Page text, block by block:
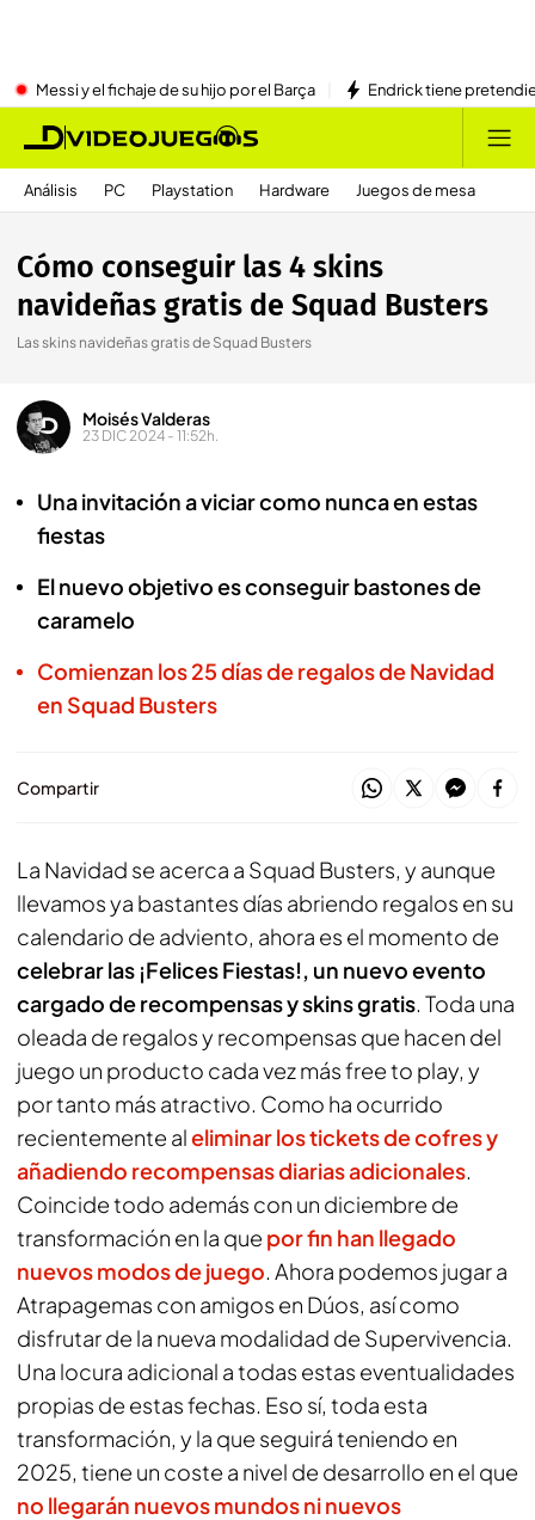
Messi y el fichaje de su hijo por el Barça Endrick tiene
Análisis PC Playstation Hardware Juegos de mesa
Cómo conseguir las 4 skins
navideñas gratis de Squad Busters
Las skins navideñas gratis de Squad Busters
Moisés Valderas
23 DIC 2024 - 11:52h.
Una invitación a viciar como nunca en estas
fiestas
El nuevo objetivo es conseguir bastones de
caramelo
Comienzan los 25 días de regalos de Navidad
en Squad Busters
Compartir
La Navidad se acerca a Squad Busters, y aunque
llevamos ya bastantes días abriendo regalos en su
calendario de adviento, ahora es el momento de
celebrar las ¡Felices Fiestas!, un nuevo evento
cargado de recompensas y skins gratis. Toda una
oleada de regalos y recompensas que hacen del
juego un producto cada vez más free to play, y
por tanto más atractivo. Como ha ocurrido
recientemente aleliminar los tickets de cofres y
añadiendo recompensas diarias adicionales.
Coincide todo además con un diciembre de
transformación en la que por fin han llegado
nuevos modos de juego. Ahora podemos jugar a
Atrapagemas con amigos en Dúos, así como
disfrutar de la nueva modalidad de Supervivencia.
Una locura adicional a todas estas eventualidades
propias de estas fechas. Eso sí, toda esta
transformación, y la que seguirá teniendo en
2025, tiene un coste a nivel de desarrollo en el que
no llegarán nuevos mundos ni nuevos